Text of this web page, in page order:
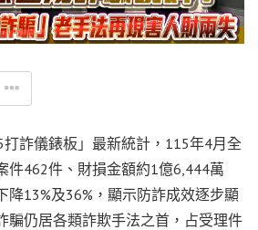
詐儀錶板」最新統計，115年4月全
件462件、財損金額約1億6,444萬
降13%及36%，顯示防詐成效逐步顯
騙仍居各類詐欺手法之首，占受理件